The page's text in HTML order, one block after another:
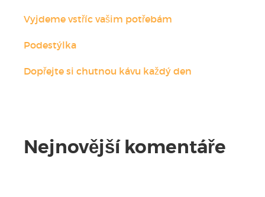
Vyjdeme vstříc vašim potřebám
Podestýlka
Dopřejte si chutnou kávu každý den
Nejnovější komentáře